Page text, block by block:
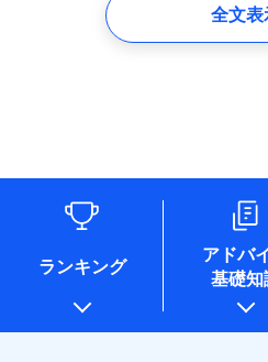
ユーザー登録受付および、管理の
しくは委託を受けている保険会
関する情報を提供し、金融商品
た維持管理等の委託業務遂行の
情報を取引のある他の保険会社
るために利用させていただくこ
各種セミナーの開催のため
コンサルティングサービスの実施
アンケートやキャンペーン等の実
上記に係る案内・手続き・管理
* 当社が委託を受けている保険
ームページに掲載しております
全文表
ランキング
アドバ
基礎知